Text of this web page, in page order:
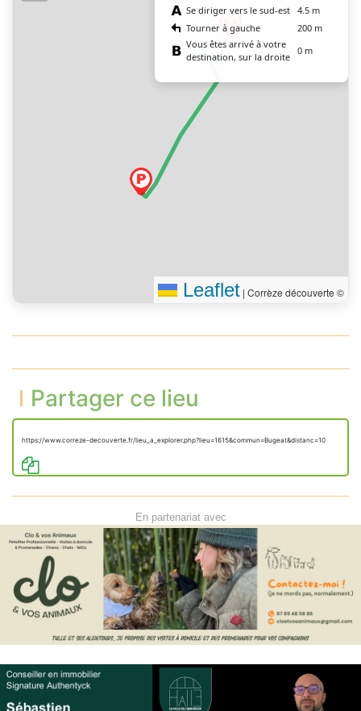
Se diriger vers le sud-est 4.5 m
Tourner à gauche
200 m
Vous êtes arrivé à votre
destination, sur la droite
0 m
Leaflet | Corrèze découverte ©
Partager ce lieu
https://www.correze-decouverte.fr/lieu_a_explorer.php?lieu=1615&commun=Bugeat&distanc=10
En partenariat avec